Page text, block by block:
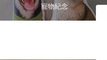
寵物紀念